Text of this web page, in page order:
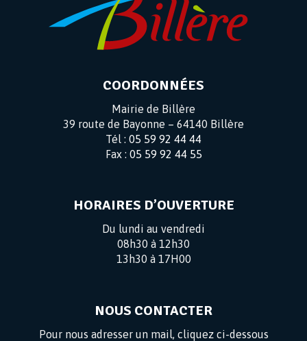
COORDONNÉES
Mairie de Billère
39 route de Bayonne – 64140 Billère
Tél : 05 59 92 44 44
Fax : 05 59 92 44 55
HORAIRES D’OUVERTURE
Du lundi au vendredi
08h30 à 12h30
13h30 à 17H00
NOUS CONTACTER
Pour nous adresser un mail, cliquez ci-dessous